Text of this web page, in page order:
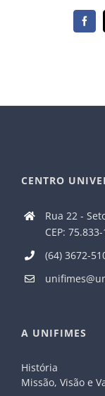
CENTRO
Rua 22 -
CEP:
(64) 3672-
A UNIFIMES
História
Missão, Visão e